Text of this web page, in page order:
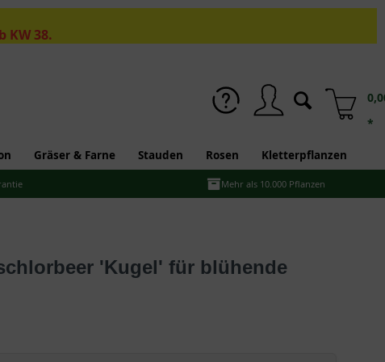
KW 38.
*
Gräser & Farne Stauden Rosen Kletterpflanzen
Mehr als 10.000 Pflanzen
'Kugel' für blühende